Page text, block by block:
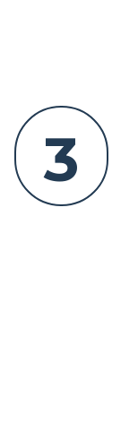
3